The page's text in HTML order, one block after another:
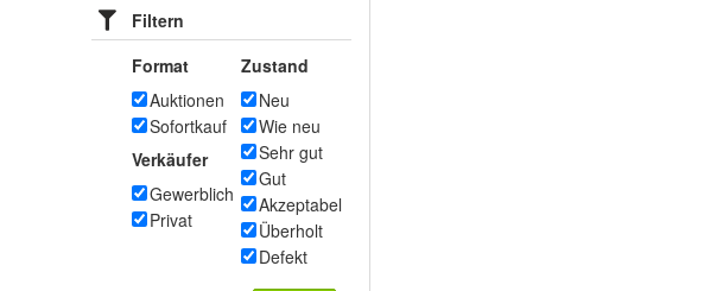
Filtern
Format
Auktionen
Sofortkauf
Verkäufer
Gewerblich
Privat
Zustand
Neu
Wie neu
Sehr gut
Gut
Akzeptabel
Überholt
Defekt